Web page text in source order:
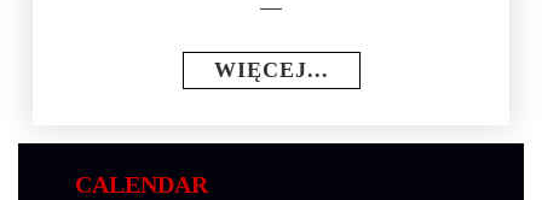
WIĘCEJ...
CALENDAR